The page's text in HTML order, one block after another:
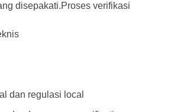
disepakati.Proses verifikasi
dan regulasi local